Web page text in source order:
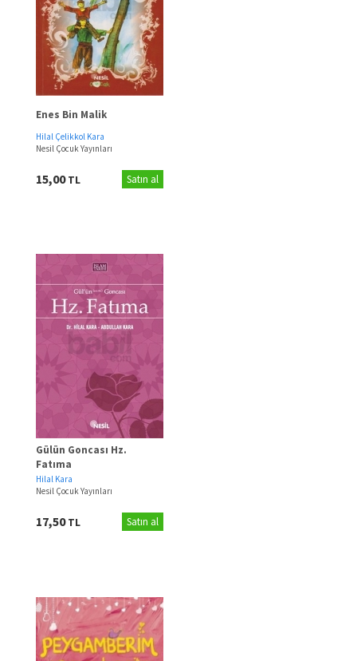
Enes Bin Malik
Hilal Çelikkol Kara
Nesil Çocuk Yayınları
15,00TL Satın al
Gülün Goncası Hz.
Fatıma
Hilal Kara
Nesil Çocuk Yayınları
17,50TL Satın al